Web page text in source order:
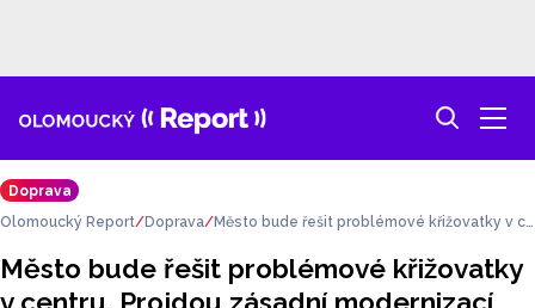
Doprava
Olomoucký Report
Doprava
Město bude řešit problémové křižovatky v ce
Město bude řešit problémové křižovatky